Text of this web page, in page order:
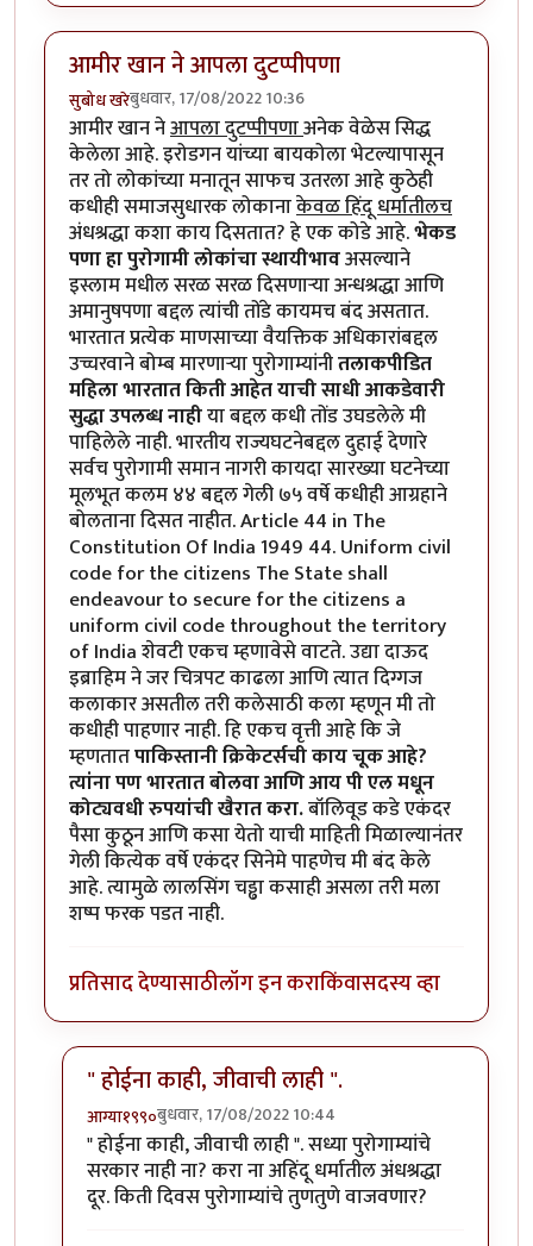
आमीर खान ने आपला दुटप्पीपणा
सुबोध खरेबुधवार, 17/08/2022 10:36
आमीर खान नेआपला दुटप्पीपणाअनेक वेळेस सिद्ध
केलेला आहे. इरोडगन यांच्या बायकोला भेटल्यापासून
तर तो लोकांच्या मनातून साफच उतरला आहे कुठेही
कधीही समाजसुधारक लोकानाकेवळ हिंदू धर्मातीलच
अंधश्रद्धा कशा काय दिसतात? हे एक कोडे आहे.भेकड
पणा हा पुरोगामी लोकांचा स्थायीभावअसल्याने
इस्लाम मधील सरळ सरळ दिसणाऱ्या अन्धश्रद्धा आणि
अमानुषपणा बद्दल त्यांची तोंडे कायमच बंद असतात.
भारतात प्रत्येक माणसाच्या वैयक्तिक अधिकारांबद्दल
उच्चरवाने बोम्ब मारणाऱ्या पुरोगाम्यांनीतलाकपीडित
महिला भारतात किती आहेत याची साधी आकडेवारी
सुद्धा उपलब्ध नाहीया बद्दल कधी तोंड उघडलेले मी
पाहिलेले नाही. भारतीय राज्यघटनेबद्दल दुहाई देणारे
सर्वच पुरोगामी समान नागरी कायदा सारख्या घटनेच्या
मूलभूत कलम ४४ बद्दल गेली ७५ वर्षे कधीही आग्रहाने
बोलताना दिसत नाहीत. Article 44 in The
Constitution Of India 1949 44. Uniform civil
code for the citizens The State shall
endeavour to secure for the citizens a
uniform civil code throughout the territory
of India शेवटी एकच म्हणावेसे वाटते. उद्या दाऊद
इब्राहिम ने जर चित्रपट काढला आणि त्यात दिग्गज
कलाकार असतील तरी कलेसाठी कला म्हणून मी तो
कधीही पाहणार नाही. हि एकच वृत्ती आहे कि जे
म्हणतातपाकिस्तानी क्रिकेटर्सची काय चूक आहे?
त्यांना पण भारतात बोलवा आणि आय पी एल मधून
कोट्यवधी रुपयांची खैरात करा.बॉलिवूड कडे एकंदर
पैसा कुठून आणि कसा येतो याची माहिती मिळाल्यानंतर
गेली कित्येक वर्षे एकंदर सिनेमे पाहणेच मी बंद केले
आहे. त्यामुळे लालसिंग चड्ढा कसाही असला तरी मला
शष्प फरक पडत नाही.
प्रतिसाद देण्यासाठीलॉग इन कराकिंवासदस्य व्हा
" होईना काही, जीवाची लाही ".
आग्या१९९०बुधवार, 17/08/2022 10:44
In reply toआमीर खान ने आपला दुटप्पीपणाby
" होईना काही, जीवाची लाही ". सध्या पुरोगाम्यांचे
सरकार नाही ना? करा ना अहिंदू धर्मातील अंधश्रद्धा
दूर. किती दिवस पुरोगाम्यांचे तुणतुणे वाजवणार?